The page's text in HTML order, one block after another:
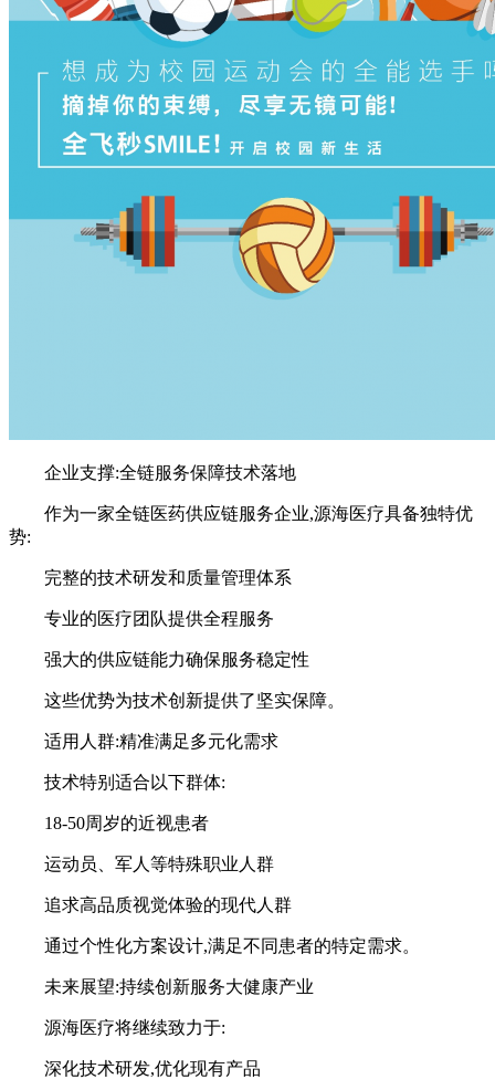
企业支撑:全链服务保障技术落地
作为一家全链医药供应链服务企业,源海医疗具备独特优
势:
完整的技术研发和质量管理体系
专业的医疗团队提供全程服务
强大的供应链能力确保服务稳定性
这些优势为技术创新提供了坚实保障。
适用人群:精准满足多元化需求
技术特别适合以下群体:
18-50周岁的近视患者
运动员、军人等特殊职业人群
追求高品质视觉体验的现代人群
通过个性化方案设计,满足不同患者的特定需求。
未来展望:持续创新服务大健康产业
源海医疗将继续致力于:
深化技术研发,优化现有产品